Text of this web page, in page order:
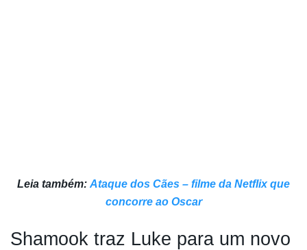
Leia também: Ataque dos Cães – filme da Netflix que
concorre ao Oscar
Shamook traz Luke para um novo